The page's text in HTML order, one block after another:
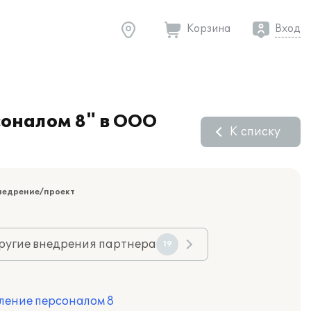
Корзина Вход
8" в ООО К списку
проект
внедрения партнера 19
персоналом 8